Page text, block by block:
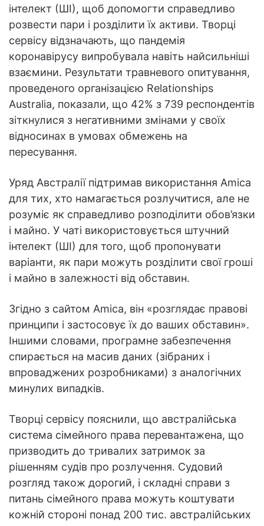
інтелект (ШІ), щоб допомогти справедливо
розвести пари і розділити їх активи. Творці
сервісу відзначають, що пандемія
коронавірусу випробувала навіть найсильніші
взаємини. Результати травневого опитування,
проведеного організацією Relationships
Australia, показали, що 42% з 739 респондентів
зіткнулися з негативними змінами у своїх
відносинах в умовах обмежень на
пересування.
Уряд Австралії підтримав використання Amica
для тих, хто намагається розлучитися, але не
розуміє як справедливо розподілити обов’язки
і майно. У чаті використовується штучний
інтелект (ШІ) для того, щоб пропонувати
варіанти, як пари можуть розділити свої гроші
і майно в залежності від обставин.
Згідно з сайтом Amica, він «розглядає правові
принципи і застосовує їх до ваших обставин».
Іншими словами, програмне забезпечення
спирається на масив даних (зібраних і
впроваджених розробниками) з аналогічних
минулих випадків.
Творці сервісу пояснили, що австралійська
система сімейного права перевантажена, що
призводить до тривалих затримок за
рішенням судів про розлучення. Судовий
розгляд також дорогий, і складні справи з
питань сімейного права можуть коштувати
кожній стороні понад 200 тис. австралійських